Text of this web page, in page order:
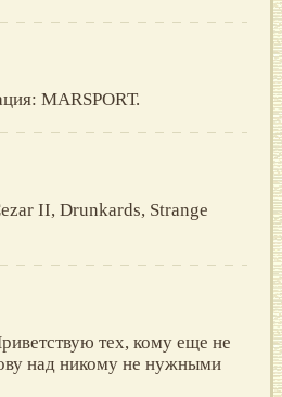
MARSРОRТ.
II, Drunkards, Strange
тех, кому еще не
над никому не нужными